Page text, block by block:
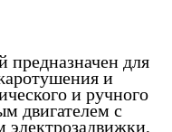
предназначен для
и
и ручного
двигателем с
электрозадвижки,